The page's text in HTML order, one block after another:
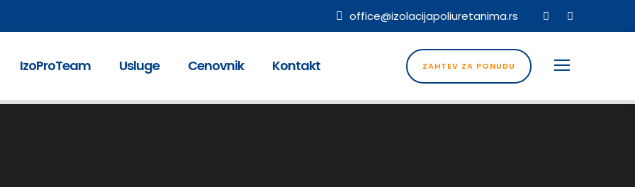
office@izolacijapoliuretanima.rs
IzoProTeam Usluge Cenovnik Kontakt ZAHTEV ZA PONUDU